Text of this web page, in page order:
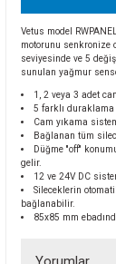
Vetus model
motorunu senkronize
seviyesinde ve 5
sunulan yağmur
1, 2 veya 3 adet
5 farklı duraklama
Cam yıkama
Bağlanan tüm
Düğme ''off''
gelir.
12 ve 24V DC
Sileceklerin
bağlanabilir.
85x85 mm